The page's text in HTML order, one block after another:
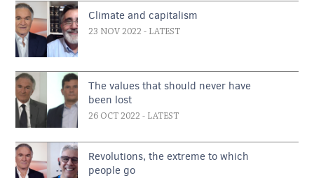
Climate and capitalism
23 NOV 2022 - LATEST
The values that should never have
been lost
26 OCT 2022 - LATEST
Revolutions, the extreme to which
people go